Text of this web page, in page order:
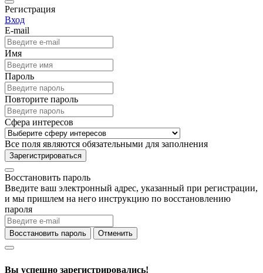
Регистрация
Вход
E-mail
Имя
Пароль
Повторите пароль
Сфера интересов
Все поля являются обязательными для заполнения
Зарегистрироваться
Восстановить пароль
Введите ваш электронный адрес, указанный при регистрации,
и мы пришлем на него инструкцию по восстановлению
пароля
Восстановить пароль Отменить
Вы успешно зарегистрировались!